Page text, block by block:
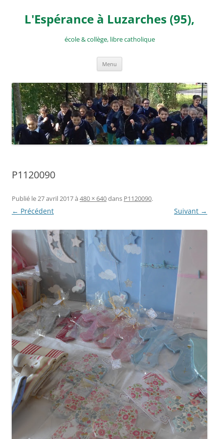
contenu
L'Espérance à Luzarches (95),
école & collège, libre catholique
Menu
P1120090
Publié le27 avril 2017à 480 × 640dans P1120090.
← Précédent Suivant →